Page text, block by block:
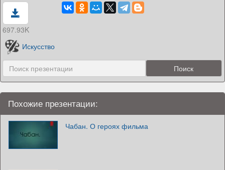
697.93K
Искусство
Похожие презентации:
Чабан. О героях фильма